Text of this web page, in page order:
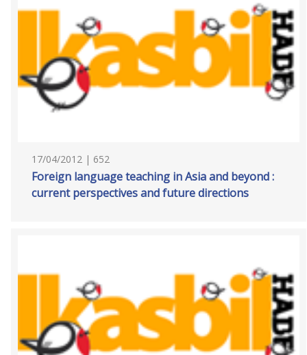
17/04/2012 | 652
Foreign language teaching in Asia and beyond :
current perspectives and future directions